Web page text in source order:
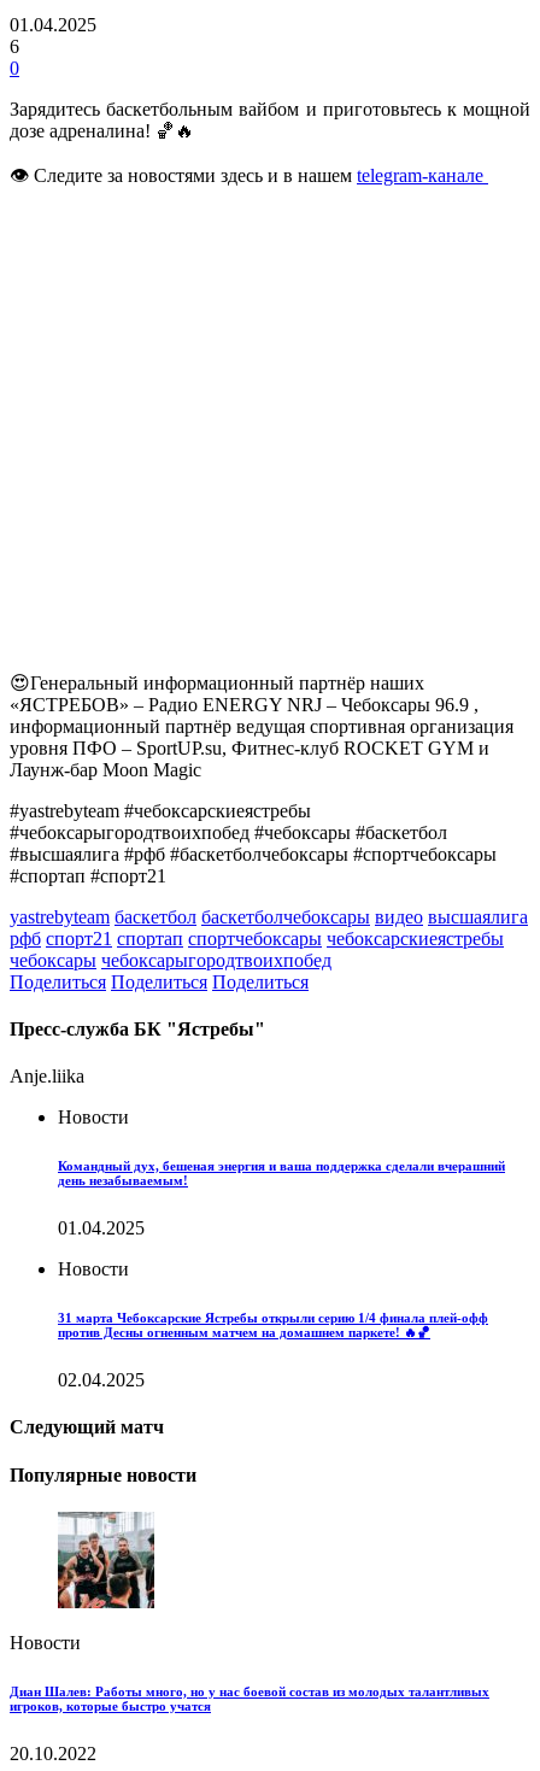
01.04.2025
6
0
Зарядитесь баскетбольным вайбом и приготовьтесь к мощной
дозе адреналина! 🏀🔥
👁 Следите за новостями здесь и в нашем telegram-канале
😍Генеральный информационный партнёр наших
«ЯСТРЕБОВ» – Радио ENERGY NRJ – Чебоксары 96.9 ,
информационный партнёр ведущая спортивная организация
уровня ПФО – SportUP.su, Фитнес-клуб ROCKET GYM и
Лаунж-бар Moon Magic
#yastrebyteam #чебоксарскиеястребы
#чебоксарыгородтвоихпобед #чебоксары #баскетбол
#высшаялига #рфб #баскетболчебоксары #спортчебоксары
#спортап #спорт21
yastrebyteam баскетбол баскетболчебоксары видео высшаялига
рфб спорт21 спортап спортчебоксары чебоксарскиеястребы
чебоксары чебоксарыгородтвоихпобед
Поделиться Поделиться Поделиться
Пресс-служба БК "Ястребы"
Anje.liika
Новости
Командный дух, бешеная энергия и ваша поддержка сделали вчерашний
день незабываемым!
01.04.2025
Новости
31 марта Чебоксарские Ястребы открыли серию 1/4 финала плей-офф
против Десны огненным матчем на домашнем паркете! 🔥🏀
02.04.2025
Следующий матч
Популярные новости
Новости
Диан Шалев: Работы много, но у нас боевой состав из молодых талантливых
игроков, которые быстро учатся
20.10.2022